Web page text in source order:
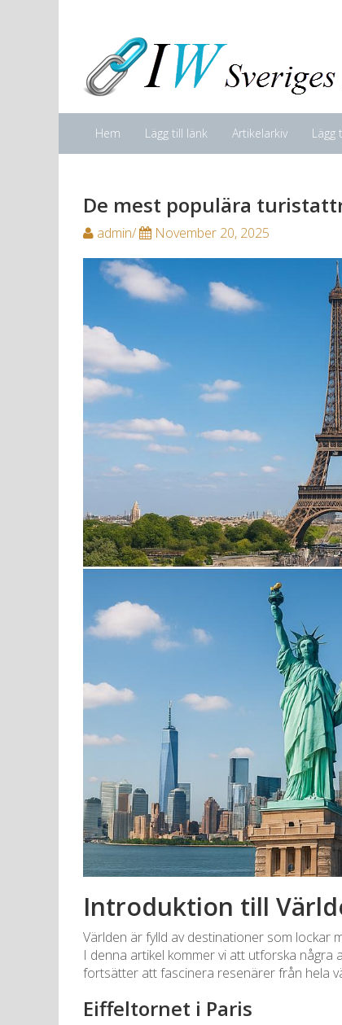
Hem Lägg till länk Artikelarkiv Lägg
De mest populära
admin/ November 20, 2025
Introduktion till
Världen är fylld av destinationer som lockar
I denna artikel kommer vi att utforska
fortsätter att fascinera resenärer från hela
Eiffeltornet i Paris